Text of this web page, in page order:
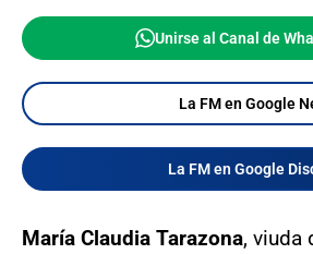
Unirse al Canal de
La FM en Google
La FM en Google
María Claudia Tarazona, viuda